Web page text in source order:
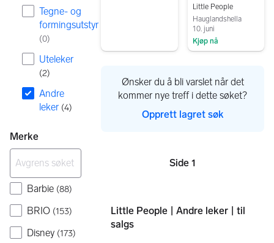
Tegne- og
formingsutstyr
(0)
Uteleker
(2)
Andre
leker (4)
Merke
Barbie (88)
BRIO (153)
Disney (173)
Little People
Hauglandshella
10. juni
Kjøp nå
Ønsker du å bli varslet når det
kommer nye treff i dette søket?
Opprett lagret søk
Sider
Side 1
Little People | Andre leker | til
salgs